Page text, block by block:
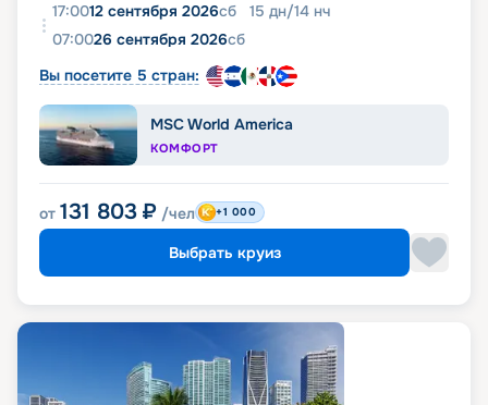
17:0012 сентября 2026сб 15 дн/14 нч
07:0026 сентября 2026сб
Вы посетите 5 стран:
MSC World America
КОМФОРТ
от 131 803 ₽ /чел +1 000
Выбрать круиз